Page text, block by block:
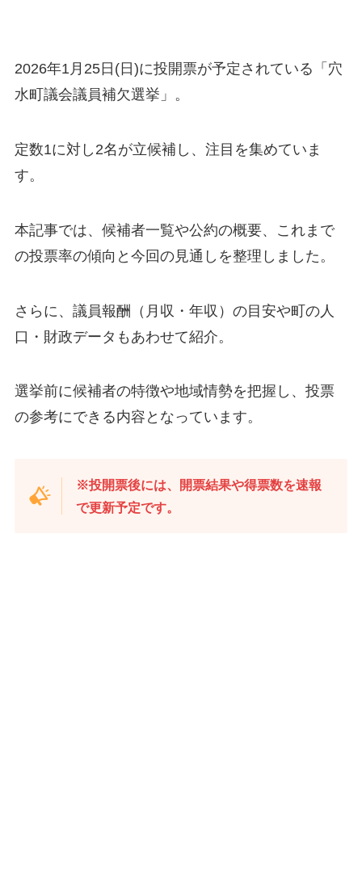
2026年1月25日(日)に投開票が予定されている「穴
水町議会議員補欠選挙」。
定数1に対し2名が立候補し、注目を集めていま
す。
本記事では、候補者一覧や公約の概要、これまで
の投票率の傾向と今回の見通しを整理しました。
さらに、議員報酬（月収・年収）の目安や町の人
口・財政データもあわせて紹介。
選挙前に候補者の特徴や地域情勢を把握し、投票
の参考にできる内容となっています。
※投開票後には、開票結果や得票数を速報
で更新予定です。